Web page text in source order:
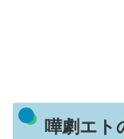
嘩劇エト